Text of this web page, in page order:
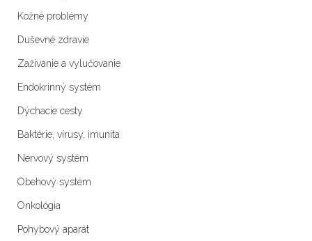
Kožné problémy
Duševné zdravie
Zažívanie a vylučovanie
Endokrinný systém
Dýchacie cesty
Baktérie, vírusy, imunita
Nervový systém
Obehový systém
Onkológia
Pohybový aparát